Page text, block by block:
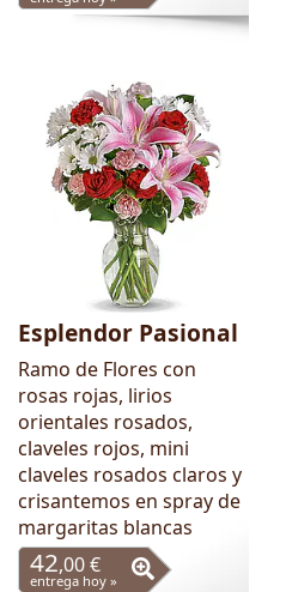
Esplendor Pasional
Ramo de Flores con
rosas rojas, lirios
orientales rosados,
claveles rojos, mini
claveles rosados claros y
crisantemos en spray de
margaritas blancas
42,00 €
entrega hoy »